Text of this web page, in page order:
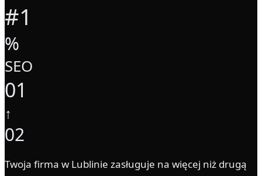
#1
%
SEO
01
↑
02
Twoja firma w Lublinie zasługuje na więcej niż drugą